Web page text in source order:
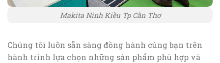
Makita Ninh Kiều Tp Cần Thơ
Chúng tôi luôn sẵn sàng đồng hành cùng bạn trên
hành trình lựa chọn những sản phẩm phù hợp và